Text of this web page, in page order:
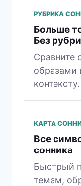
РУБРИКА
Больше
Без
Сравните
образами
контексту.
КАРТА
Все
сонника
Быстрый
темам,